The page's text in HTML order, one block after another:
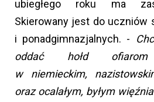
ubiegłego roku ma
Skierowany jest do uczniów
i ponadgimnazjalnych. -
oddać hołd ofiarom
w niemieckim,
oraz ocalałym, byłym